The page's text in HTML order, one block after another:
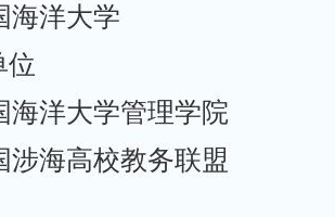
海洋大学
位
海洋大学管理学院
涉海高校教务联盟